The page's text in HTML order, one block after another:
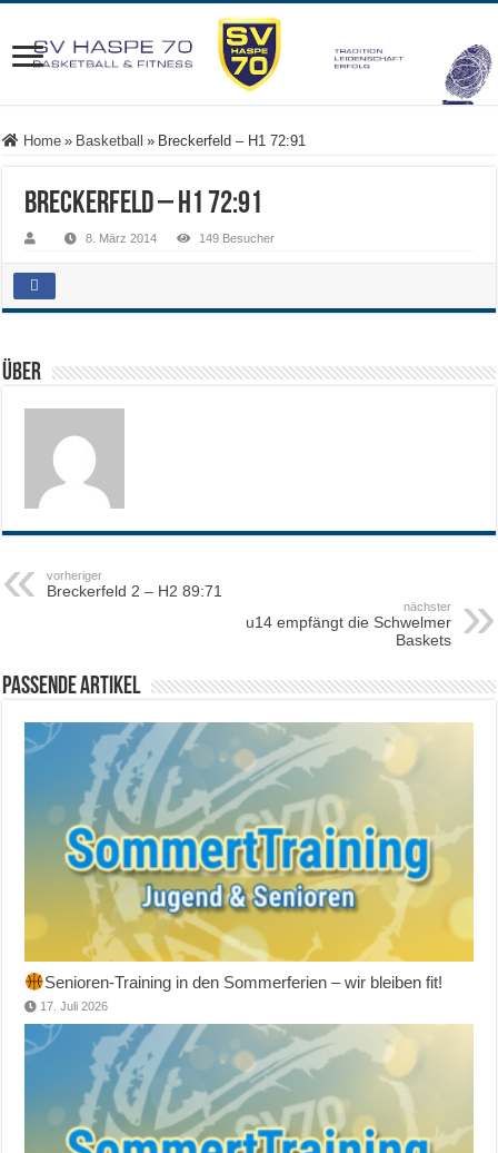
Home » Basketball » Breckerfeld – H1 72:91
Breckerfeld – H1 72:91
8. März 2014 149 Besucher
Über
vorheriger
Breckerfeld 2 – H2 89:71
nächster
u14 empfängt die Schwelmer
Baskets
Passende Artikel
Senioren-Training in den Sommerferien – wir bleiben fit!
17. Juli 2026